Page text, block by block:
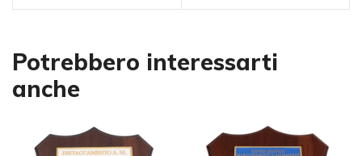
Potrebbero interessarti
anche